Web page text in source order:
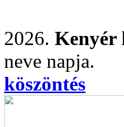
2026. Kenyér
neve napja.
köszöntés